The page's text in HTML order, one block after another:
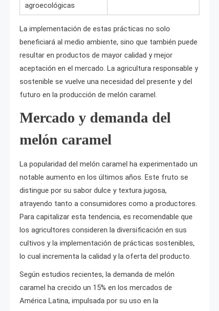
agroecológicas
La implementación de estas prácticas no solo
beneficiará al medio ambiente, sino que también puede
resultar en productos de mayor calidad y mejor
aceptación en el mercado. La agricultura responsable y
sostenible se vuelve una necesidad del presente y del
futuro en la producción de melón caramel.
Mercado y demanda del
melón caramel
La popularidad del melón caramel ha experimentado un
notable aumento en los últimos años. Este fruto se
distingue por su sabor dulce y textura jugosa,
atrayendo tanto a consumidores como a productores.
Para capitalizar esta tendencia, es recomendable que
los agricultores consideren la diversificación en sus
cultivos y la implementación de prácticas sostenibles,
lo cual incrementa la calidad y la oferta del producto.
Según estudios recientes, la demanda de melón
caramel ha crecido un 15% en los mercados de
América Latina, impulsada por su uso en la